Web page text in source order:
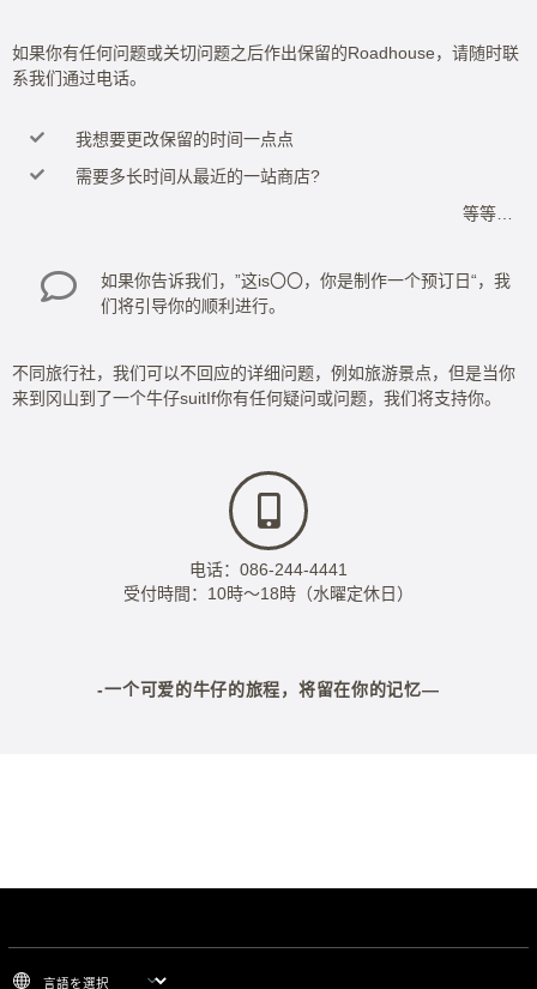
如果你有任何问题或关切问题之后作出保留的Roadhouse，请随时联
系我们通过电话。
我想要更改保留的时间一点点
需要多长时间从最近的一站商店?
等等…
如果你告诉我们，”这is〇〇，你是制作一个预订日“，我
们将引导你的顺利进行。
不同旅行社，我们可以不回应的详细问题，例如旅游景点，但是当你
来到冈山到了一个牛仔suitIf你有任何疑问或问题，我们将支持你。
电话：086-244-4441
受付時間：10時～18時（水曜定休日）
-一个可爱的牛仔的旅程，将留在你的记忆―